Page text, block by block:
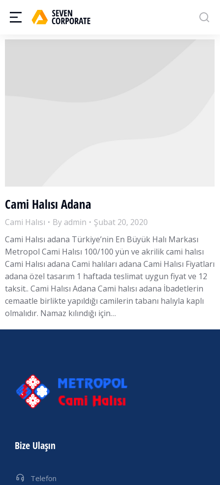
Cami Halısı Adana
Cami Halısı By admin
Şubat 20, 2020
Cami Halısı adana Türkiye’nin En Büyük Halı Markası
Metropol Cami Halısı 100/100 yün ve akrilik cami halısı
Cami Halısı adana Cami halıları adana Cami Halısı Fiyatları
adana özel tasarım 1 haftada teslimat uygun fiyat ve 12
taksit.. Cami Halısı Adana Cami halısı adana İbadetlerin
cemaatle birlikte yapıldığı camilerin tabanı halıyla kaplı
olmalıdır. Namaz kılındığı için…
Bize Ulaşın
Telefon